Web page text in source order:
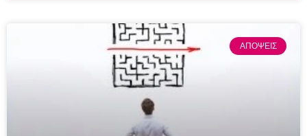
ΑΠΟΨΕΙΣ